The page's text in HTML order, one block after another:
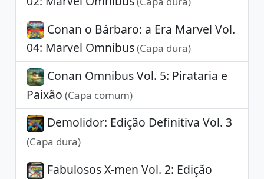
Conan o Bárbaro: a Era Marvel Vol.
04: Marvel Omnibus(Capa dura)
Conan Omnibus Vol. 5: Pirataria e
Paixão (Capa comum)
Demolidor: Edição Definitiva Vol. 3
(Capa dura)
Fabulosos X-men Vol. 2: Edição